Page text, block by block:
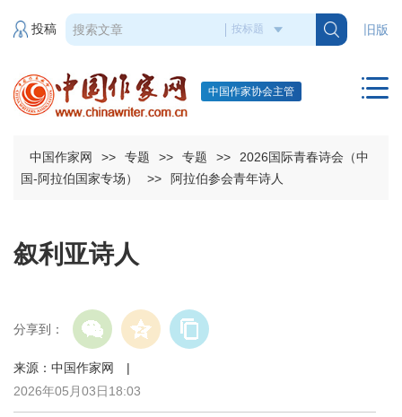
旧版
投稿
中国作家协会主管
中国作家网 >> 专题 >> 专题 >>
2026国际青春诗会（中
国-阿拉伯国家专场）
>> 阿拉伯参会青年诗人
叙利亚诗人
分享到：
来源：中国作家网 |
2026年05月03日18:03